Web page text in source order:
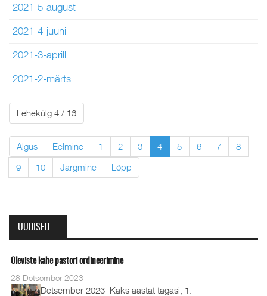
2021-5-august
2021-4-juuni
2021-3-aprill
2021-2-märts
Lehekülg 4 / 13
Algus Eelmine 1 2 3 4 5 6 7
8
9
10 Järgmine Lõpp
UUDISED
Oleviste kahe pastori ordineerimine
28 Detsember 2023
Detsember 2023 Kaks aastat tagasi, 1.